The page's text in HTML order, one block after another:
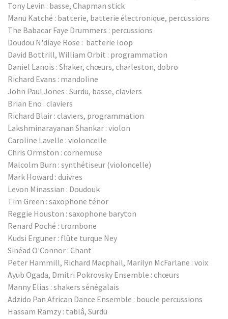
Tony Levin : basse, Chapman stick
Manu Katché : batterie, batterie électronique, percussions
The Babacar Faye Drummers : percussions
Doudou N'diaye Rose : batterie loop
David Bottrill, William Orbit : programmation
Daniel Lanois : Shaker, chœurs, charleston, dobro
Richard Evans : mandoline
John Paul Jones : Surdu, basse, claviers
Brian Eno : claviers
Richard Blair : claviers, programmation
Lakshminarayanan Shankar : violon
Caroline Lavelle : violoncelle
Chris Ormston : cornemuse
Malcolm Burn : synthétiseur (violoncelle)
Mark Howard : duivres
Levon Minassian : Doudouk
Tim Green : saxophone ténor
Reggie Houston : saxophone baryton
Renard Poché : trombone
Kudsi Erguner : flûte turque Ney
Sinéad O'Connor : Chant
Peter Hammill, Richard Macphail, Marilyn McFarlane : voix
Ayub Ogada, Dmitri Pokrovsky Ensemble : chœurs
Manny Elias : shakers sénégalais
Adzido Pan African Dance Ensemble : boucle percussions
Hassam Ramzy : tablâ, Surdu